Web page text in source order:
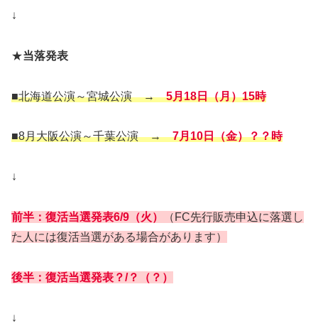
↓
★当落発表
■北海道公演～宮城公演 →5月18日（月）15時
■8月大阪公演～千葉公演 → 7月10日（金）？？時
↓
前半：復活当選発表6/9（火）
（FC先行販売申込に落選し
た人には復活当選がある場合があります）
後半：復活当選発表？/？（？）
↓